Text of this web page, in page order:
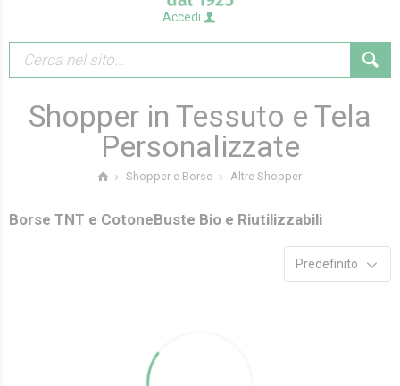
Accedi
Shopper in Tessuto e Tela
Personalizzate
Shopper e Borse Altre Shopper
Borse TNT e CotoneBuste Bio e Riutilizzabili
Predefinito